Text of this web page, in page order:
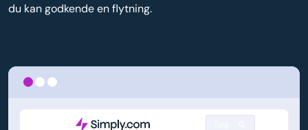
du kan godkende en flytning.